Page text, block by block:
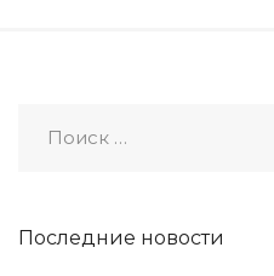
Последние новости